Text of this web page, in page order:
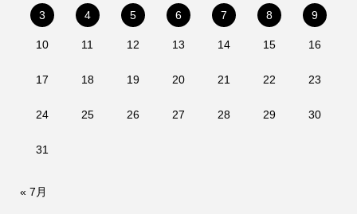
3 4 5 6 7 8 9
10 11 12 13 14 15 16
17 18 19 20 21 22 23
24 25 26 27 28 29 30
31
« 7月